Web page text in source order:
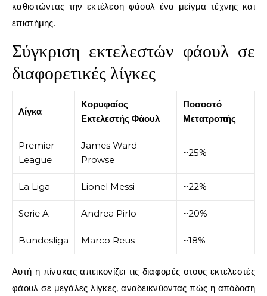
καθιστώντας την εκτέλεση φάουλ ένα μείγμα τέχνης και
επιστήμης.
Σύγκριση εκτελεστών φάουλ σε
διαφορετικές λίγκες
Λίγκα
Κορυφαίος
Εκτελεστής Φάουλ
Ποσοστό
Μετατροπής
Premier
League
James Ward-
Prowse
~25%
La Liga Lionel Messi ~22%
Serie A Andrea Pirlo ~20%
Bundesliga Marco Reus ~18%
Αυτή η πίνακας απεικονίζει τις διαφορές στους εκτελεστές
φάουλ σε μεγάλες λίγκες, αναδεικνύοντας πώς η απόδοση